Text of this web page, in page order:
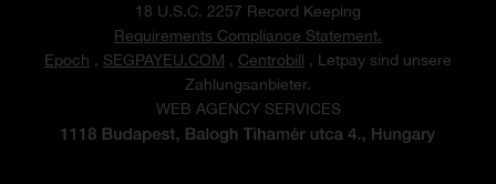
18 U.S.C. 2257 Record Keeping
Requirements Compliance Statement.
Epoch , SEGPAYEU.COM , Centrobill , Letpay sind unsere
Zahlungsanbieter.
WEB AGENCY SERVICES